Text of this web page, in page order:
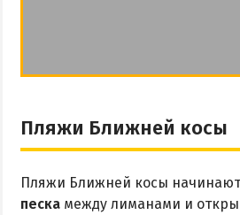
Пляжи Ближней косы
Пляжи Ближней косы
песка между лиманами и